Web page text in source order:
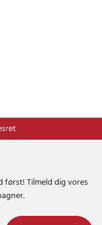
og dankort
først! Tilmeld dig vores